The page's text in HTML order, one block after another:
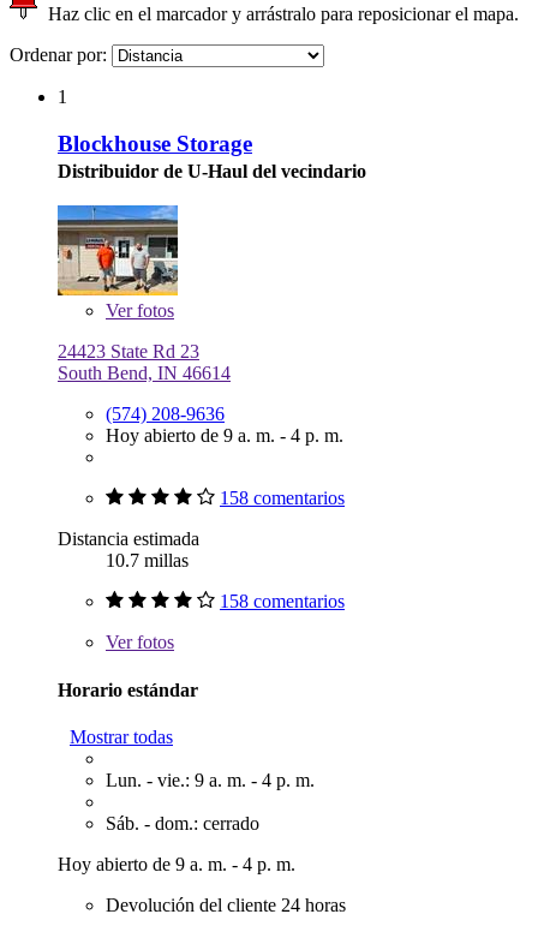
Haz clic en el marcador y arrástralo para reposicionar el mapa.
Ordenar por:
1
Blockhouse Storage
Distribuidor de U-Haul del vecindario
Verfotos
24423 State Rd 23
South Bend, IN 46614
(574) 208-9636
Hoy abierto de 9 a. m. - 4 p. m.
158 comentarios
Distancia estimada
10.7 millas
158 comentarios
Verfotos
Horario estándar
Mostrar todas
Lun. - vie.: 9 a. m. - 4 p. m.
Sáb. - dom.: cerrado
Hoy abierto de 9 a. m. - 4 p. m.
Devolución del cliente 24 horas